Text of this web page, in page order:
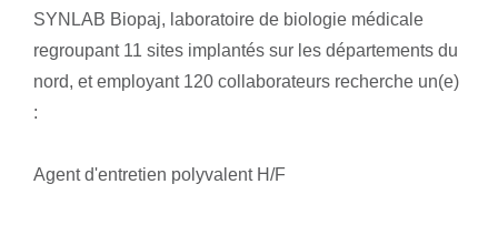
SYNLAB Biopaj, laboratoire de biologie médicale
regroupant 11 sites implantés sur les départements du
nord, et employant 120 collaborateurs recherche un(e)
:
Agent d'entretien polyvalent H/F